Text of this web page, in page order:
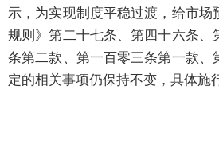
示，为实现制度平稳过渡，给市场
规则》第二十七条、第四十六条、
条第二款、第一百零三条第一款、
定的相关事项仍保持不变，具体施